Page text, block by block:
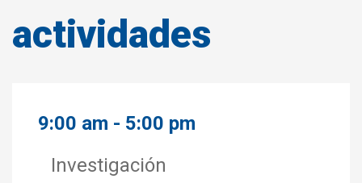
actividades
9:00 am - 5:00 pm
Investigación